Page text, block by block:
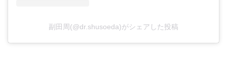
副田周(@dr.shusoeda)がシェアした投稿